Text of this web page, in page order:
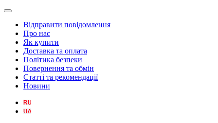
Відправити повідомлення
Про нас
Як купити
Доставка та оплата
Політика безпеки
Повернення та обмін
Статті та рекомендації
Новини